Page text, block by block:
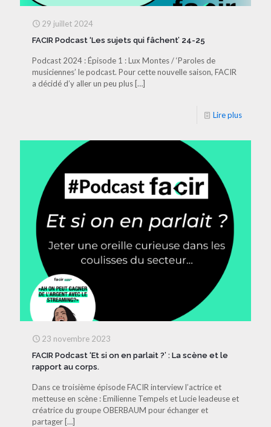
29 juillet 2024
FACIR Podcast ‘Les sujets qui fâchent’ 24-25
Podcast 2024 : Épisode 1 : Lux Montes / ‘Paroles de
musiciennes’ le podcast. Pour cette nouvelle saison, FACIR
a décidé d’y aller un peu plus […]
Lire plus
23 novembre 2023
FACIR Podcast ‘Et si on en parlait ?’ : La scène et le
rapport au corps.
Dans ce troisième épisode FACIR interview l’actrice et
metteuse en scène : Emilienne Tempels et Lucie leadeuse et
créatrice du groupe OBERBAUM pour échanger et
partager […]